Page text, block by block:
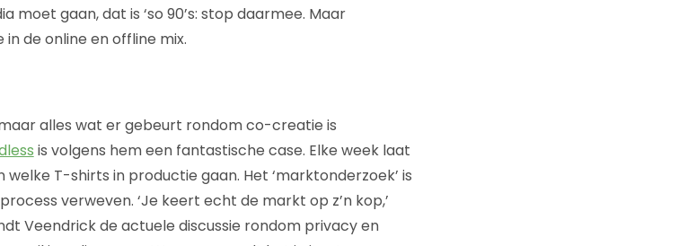
gaan, dat is ‘so 90’s: stop daarmee. Maar
de online en offline mix.
alles wat er gebeurt rondom co-creatie is
is volgens hem een fantastische case. Elke week laat
T-shirts in productie gaan. Het ‘marktonderzoek’ is
verweven. ‘Je keert echt de markt op z’n kop,’
Veendrick de actuele discussie rondom privacy en